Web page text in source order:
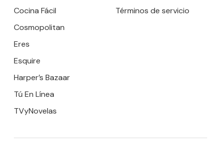
Cocina Fácil
Cosmopolitan
Eres
Esquire
Harper’s Bazaar
Tú En Línea
TVyNovelas
Términos de servicio